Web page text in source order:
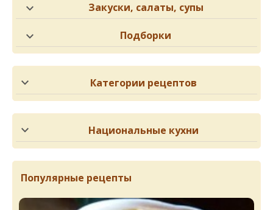
Закуски, салаты, супы
Подборки
Категории рецептов
Национальные кухни
Популярные рецепты